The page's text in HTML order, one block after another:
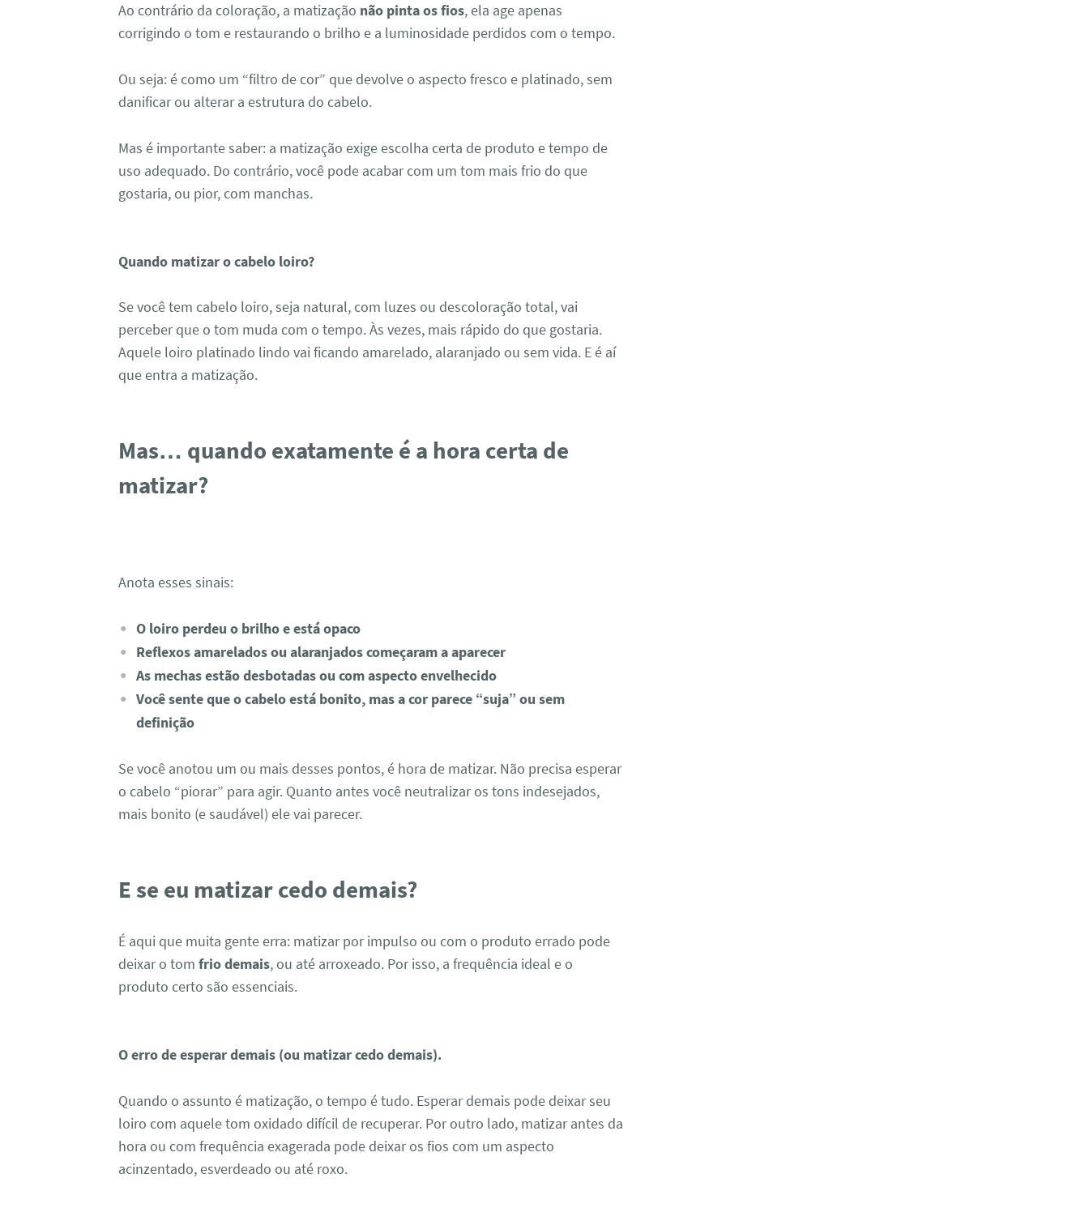
Ao contrário da coloração, a matização não pinta os fios, ela age apenas
corrigindo o tom e restaurando o brilho e a luminosidade perdidos com o tempo.
Ou seja: é como um “filtro de cor” que devolve o aspecto fresco e platinado, sem
danificar ou alterar a estrutura do cabelo.
Mas é importante saber: a matização exige escolha certa de produto e tempo de
uso adequado. Do contrário, você pode acabar com um tom mais frio do que
gostaria, ou pior, com manchas.
Quando matizar o cabelo loiro?
Se você tem cabelo loiro, seja natural, com luzes ou descoloração total, vai
perceber que o tom muda com o tempo. Às vezes, mais rápido do que gostaria.
Aquele loiro platinado lindo vai ficando amarelado, alaranjado ou sem vida. E é aí
que entra a matização.
Mas… quando exatamente é a hora certa de
matizar?
Anota esses sinais:
O loiro perdeu o brilho e está opaco
Reflexos amarelados ou alaranjados começaram a aparecer
As mechas estão desbotadas ou com aspecto envelhecido
Você sente que o cabelo está bonito, mas a cor parece “suja” ou sem
definição
Se você anotou um ou mais desses pontos, é hora de matizar. Não precisa esperar
o cabelo “piorar” para agir. Quanto antes você neutralizar os tons indesejados,
mais bonito (e saudável) ele vai parecer.
E se eu matizar cedo demais?
É aqui que muita gente erra: matizar por impulso ou com o produto errado pode
deixar o tomfrio demais, ou até arroxeado. Por isso, a frequência ideal e o
produto certo são essenciais.
O erro de esperar demais (ou matizar cedo demais).
Quando o assunto é matização, o tempo é tudo. Esperar demais pode deixar seu
loiro com aquele tom oxidado difícil de recuperar. Por outro lado, matizar antes da
hora ou com frequência exagerada pode deixar os fios com um aspecto
acinzentado, esverdeado ou até roxo.